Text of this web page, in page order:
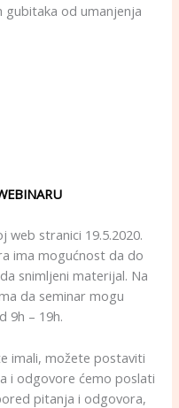
od umanjenja
web stranici 19.5.2020.
ima mogućnost da do
snimljeni materijal. Na
da seminar mogu
9h – 19h.
imali, možete postaviti
i odgovore ćemo poslati
pitanja i odgovora,